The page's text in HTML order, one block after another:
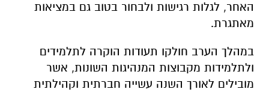
האחר, לגלות רגישות ולבחור בטוב גם במציאות
מאתגרת.
במהלך הערב חולקו תעודות הוקרה לתלמידים
ולתלמידות מקבוצות המנהיגות השונות, אשר
מובילים לאורך השנה עשייה חברתית וקהילתית